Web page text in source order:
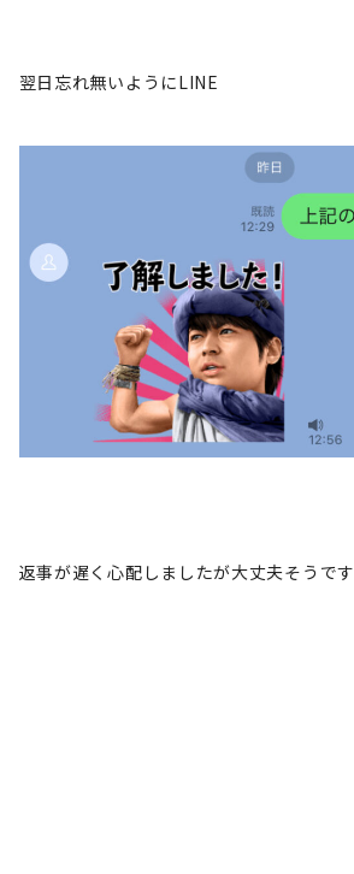
翌日忘れ無いようにLINE
返事が遅く心配しましたが大丈夫そうです